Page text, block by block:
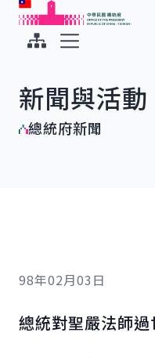
跳到主要內容
中華民國總統府
新聞與活動
總統府新聞
98年02月03日
總統對聖嚴法師